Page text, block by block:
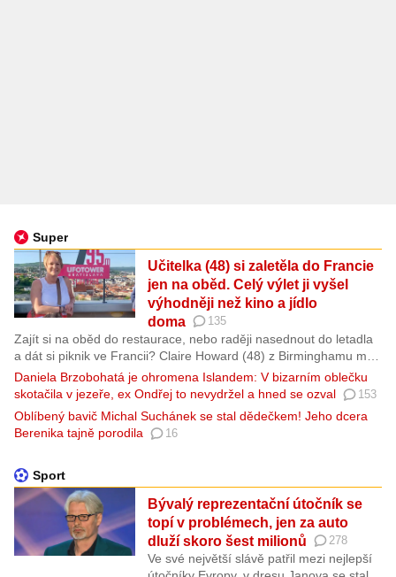
Super
Učitelka (48) si zaletěla do Francie
jen na oběd. Celý výlet ji vyšel
výhodněji než kino a jídlo
doma
135
Zajít si na oběd do restaurace, nebo raději nasednout do letadla
a dát si piknik ve Francii? Claire Howard (48) z Birminghamu má
jasno. Učitelka si díky levným letenkám udělala jednodenní výlet
do francouzského Beauvais. Za letenky, dopravu, jídlo i pití
byla zpátky doma.
Daniela Brzobohatá je ohromena Islandem: V bizarním oblečku
skotačila v jezeře, ex Ondřej to nevydržel a hned se ozval
153
Oblíbený bavič Michal Suchánek se stal dědečkem! Jeho dcera
Berenika tajně porodila
16
Sport
Bývalý reprezentační útočník se
topí v problémech, jen za auto
dluží skoro šest milionů
278
Ve své největší slávě patřil mezi nejlepší